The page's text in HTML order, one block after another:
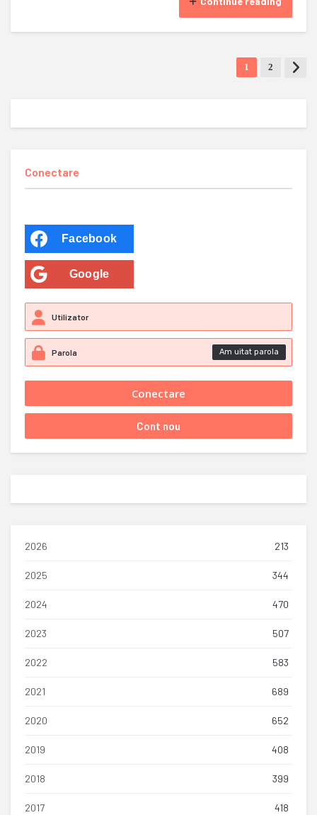
1 2
Conectare
Facebook
Google
Am uitat parola
2026 213
2025 344
2024 470
2023 507
2022 583
2021 689
2020 652
2019 408
2018 399
2017 418